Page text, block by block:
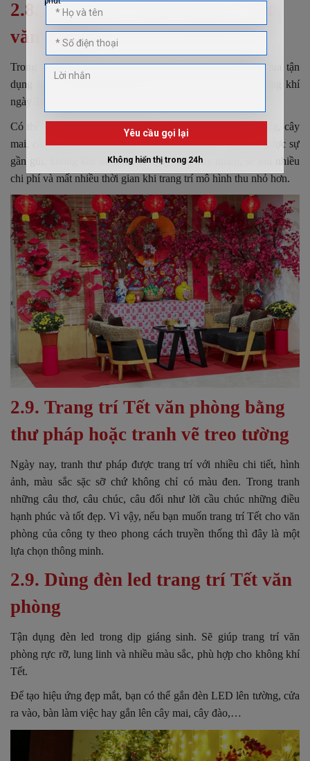
2.8. Dùng tiểu cảnh trang trí Tết
văn phòng
Trong không gian văn phòng rộng vừa phải, đừng bỏ qua tận
dụng làm mô hình tiểu cảnh. Vừa trang trí, vừa tạo không khí
ngày Tết, là nơi để chụp ảnh ảo.
Có thể sử dụng các chi tiết mô hình thu nhỏ như: đèn lồng, cây
mai, cành đào, bánh chưng, bánh tét, cây nêu,… Để tạo được sự
gần gũi, không khí sôi nổi của ngày Tết. Tuy nhiên, sẽ tốn nhiều
chi phí và mất nhiều thời gian khi trang trí mô hình thu nhỏ hơn.
2.9. Trang trí Tết văn phòng bằng
thư pháp hoặc tranh vẽ treo tường
Ngày nay, tranh thư pháp được trang trí với nhiều chi tiết, hình
ảnh, màu sắc sặc sỡ chứ không chỉ có màu đen. Trong tranh
những câu thơ, câu chúc, câu đối như lời cầu chúc những điều
hạnh phúc và tốt đẹp. Vì vậy, nếu bạn muốn trang trí Tết cho văn
phòng của công ty theo phong cách truyền thống thì đây là một
lựa chọn thông minh.
2.9. Dùng đèn led trang trí Tết văn
phòng
Tận dụng đèn led trong dịp giáng sinh. Sẽ giúp trang trí văn
phòng rực rỡ, lung linh và nhiều màu sắc, phù hợp cho không khí
Tết.
Để tạo hiệu ứng đẹp mắt, bạn có thể gắn đèn LED lên tường, cửa
ra vào, bàn làm việc hay gắn lên cây mai, cây đào,…